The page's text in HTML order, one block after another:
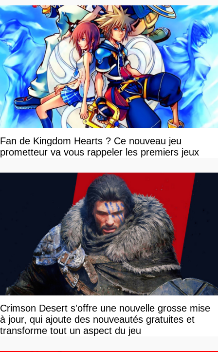
Fan de Kingdom Hearts ? Ce nouveau jeu
prometteur va vous rappeler les premiers jeux
Crimson Desert s'offre une nouvelle grosse mise
à jour, qui ajoute des nouveautés gratuites et
transforme tout un aspect du jeu